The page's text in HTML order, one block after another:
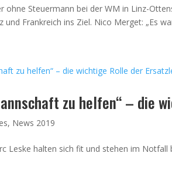
ohne Steuermann bei der WM in Linz-
und Frankreich ins Ziel. Nico Merget: „Es
zu helfen“ – die
, News 2019
Leske halten sich fit und stehen im